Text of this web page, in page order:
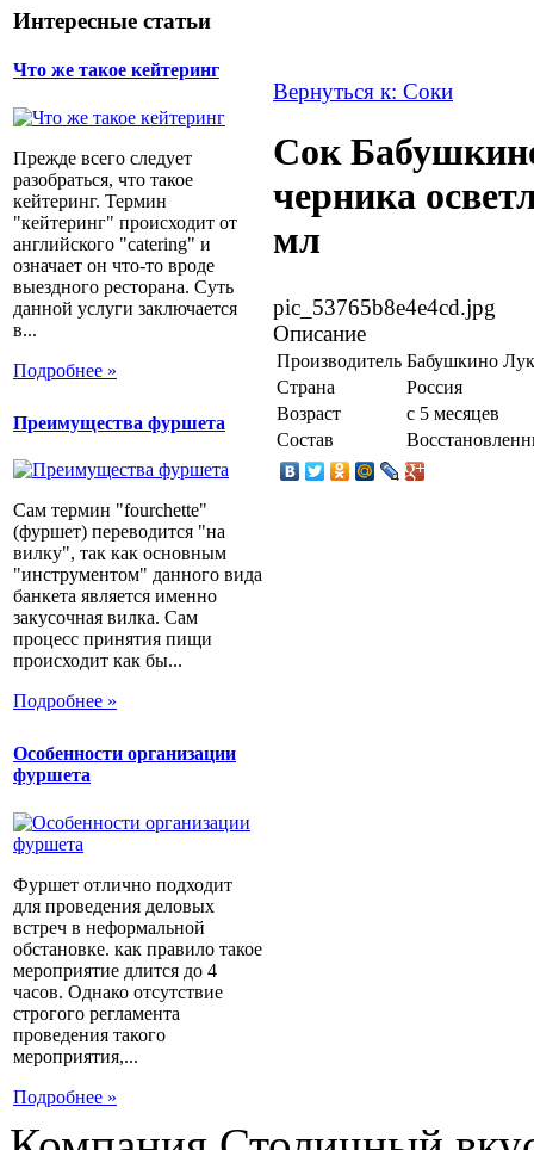
Интересные статьи
Что же такое кейтеринг
Прежде всего следует
разобраться, что такое
кейтеринг. Термин
"кейтеринг" происходит от
английского "catering" и
означает он что-то вроде
выездного ресторана. Суть
данной услуги заключается
в...
Подробнее »
Преимущества фуршета
Сам термин "fourchette"
(фуршет) переводится "на
вилку", так как основным
"инструментом" данного вида
банкета является именно
закусочная вилка. Сам
процесс принятия пищи
происходит как бы...
Подробнее »
Особенности организации
фуршета
Фуршет отлично подходит
для проведения деловых
встреч в неформальной
обстановке. как правило такое
мероприятие длится до 4
часов. Однако отсутствие
строгого регламента
проведения такого
мероприятия,...
Подробнее »
Вернуться к: Соки
Сок
черника
мл
pic_53765b8e4e4cd.jpg
Описание
Производитель Бабушкино
Страна
Россия
Возраст
с 5 месяцев
Состав